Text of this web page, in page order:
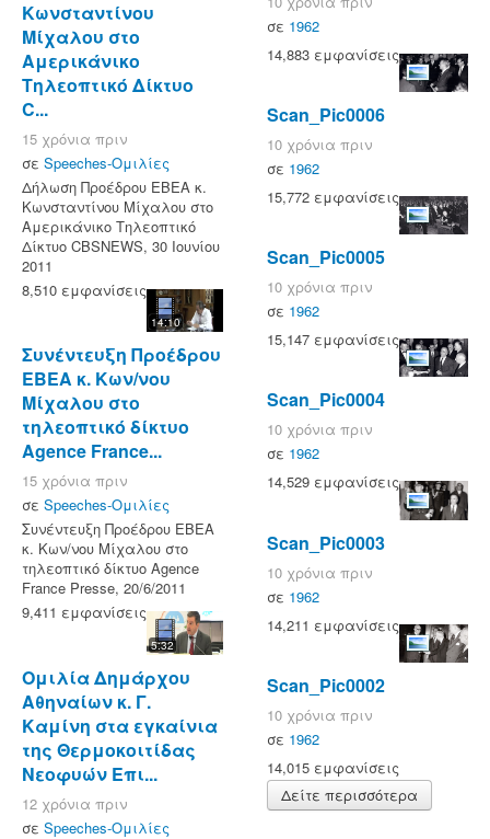
Κωνσταντίνου
Μίχαλου στο
Αμερικάνικο
Τηλεοπτικό Δίκτυο
C...
15 χρόνια πριν
σε Speeches-Ομιλίες
Δήλωση Προέδρου ΕΒΕΑ κ.
Κωνσταντίνου Μίχαλου στο
Αμερικάνικο Τηλεοπτικό
Δίκτυο CBSNEWS, 30 Ιουνίου
2011
8,510 εμφανίσεις
14:10
Συνέντευξη Προέδρου
ΕΒΕΑ κ. Κων/νου
Μίχαλου στο
τηλεοπτικό δίκτυο
Agence France...
15 χρόνια πριν
σε Speeches-Ομιλίες
Συνέντευξη Προέδρου ΕΒΕΑ
κ. Κων/νου Μίχαλου στο
τηλεοπτικό δίκτυο Agence
France Presse, 20/6/2011
9,411 εμφανίσεις
5:32
Ομιλία Δημάρχου
Αθηναίων κ. Γ.
Καμίνη στα εγκαίνια
της Θερμοκοιτίδας
Νεοφυών Επι...
12 χρόνια πριν
σε Speeches-Ομιλίες
σε 1962
14,883 εμφανίσεις
Scan_Pic0006
10 χρόνια πριν
σε 1962
15,772 εμφανίσεις
Scan_Pic0005
10 χρόνια πριν
σε 1962
15,147 εμφανίσεις
Scan_Pic0004
10 χρόνια πριν
σε 1962
14,529 εμφανίσεις
Scan_Pic0003
10 χρόνια πριν
σε 1962
14,211 εμφανίσεις
Scan_Pic0002
10 χρόνια πριν
σε 1962
14,015 εμφανίσεις
Δείτε περισσότερα